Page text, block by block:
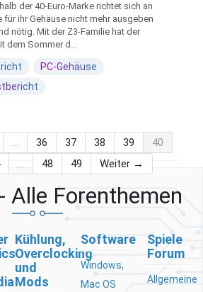
der 40-Euro-Marke richtet sich an
für ihr Gehäuse nicht mehr ausgeben
nötig. Mit der Z3-Familie hat der
dem Sommer d...
PC-Gehäuse
… 36 37 38 39
40
… 48 49 Weiter →
Alle Forenthemen
Kühlung,
Overclocking
und
Mods
Software
Windows,
Mac OS
Spiele
Forum
Allgemeine